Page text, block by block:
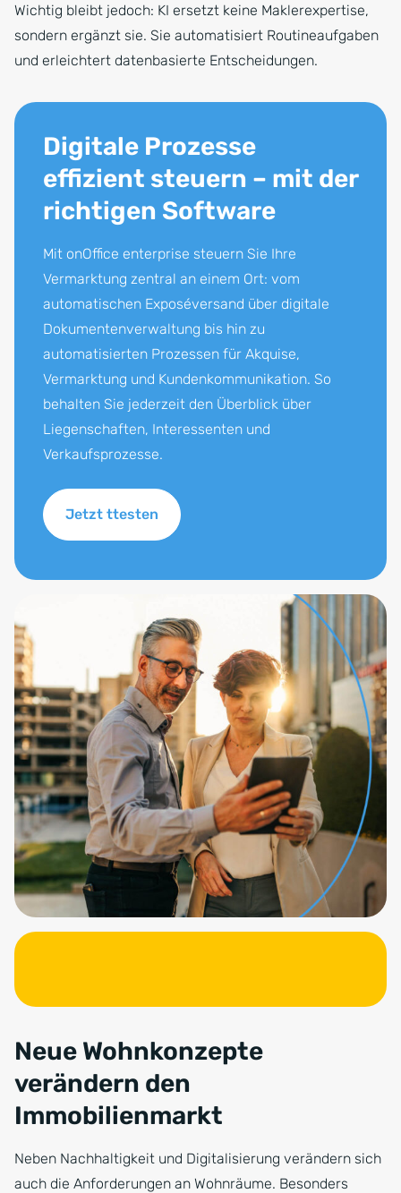
Wichtig bleibt jedoch: KI ersetzt keine Maklerexpertise,
sondern ergänzt sie. Sie automatisiert Routineaufgaben
und erleichtert datenbasierte Entscheidungen.
Digitale Prozesse
effizient steuern – mit der
richtigen Software
Mit onOffice enterprise steuern Sie Ihre
Vermarktung zentral an einem Ort: vom
automatischen Exposéversand über digitale
Dokumentenverwaltung bis hin zu
automatisierten Prozessen für Akquise,
Vermarktung und Kundenkommunikation. So
behalten Sie jederzeit den Überblick über
Liegenschaften, Interessenten und
Verkaufsprozesse.
Jetzt ttesten
Neue Wohnkonzepte
verändern den
Immobilienmarkt
Neben Nachhaltigkeit und Digitalisierung verändern sich
auch die Anforderungen an Wohnräume. Besonders